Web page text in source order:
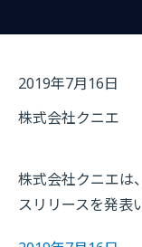
2019年7月16日
株式会社クニエ
株式会社クニエは
スリリースを発表